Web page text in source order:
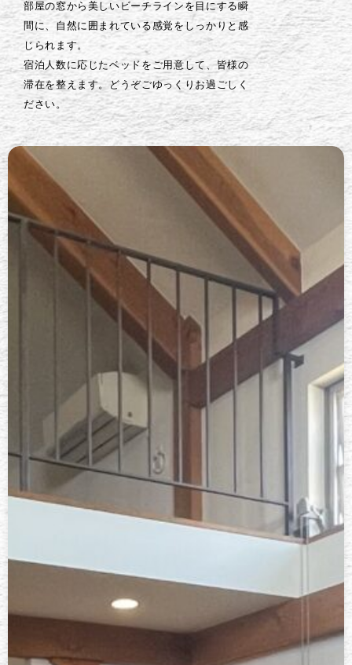
部屋の窓から美しいビーチラインを目にする瞬
間に、自然に囲まれている感覚をしっかりと感
じられます。
宿泊人数に応じたベッドをご用意して、皆様の
滞在を整えます。どうぞごゆっくりお過ごしく
ださい。